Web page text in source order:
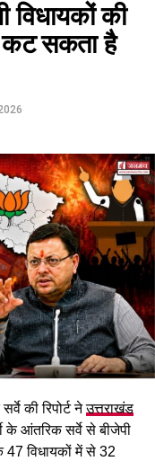
की
कट सकता है
की रिपोर्ट नेउत्तराखंड
के आंतरिक सर्वे से बीजेपी
47 विधायकों में से 32